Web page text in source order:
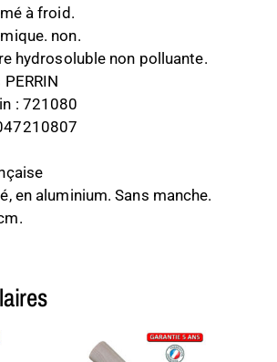
à froid.
non.
hydrosoluble non polluante.
: 721080
en aluminium. Sans manche.